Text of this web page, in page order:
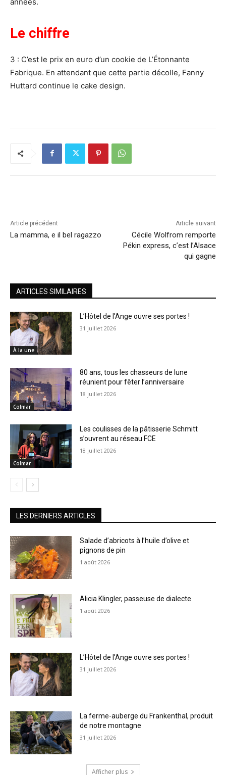
Le chiffre
3 : C’est le prix en euro d’un cookie de L’Étonnante
Fabrique. En attendant que cette partie décolle, Fanny
Huttard continue le cake design.
Article précédent
La mamma, e il bel ragazzo
Article suivant
Cécile Wolfrom remporte
Pékin express, c’est l’Alsace
qui gagne
ARTICLES SIMILAIRES
À la une
L’Hôtel de l’Ange ouvre ses portes !
31 juillet 2026
Colmar
80 ans, tous les chasseurs de lune
réunient pour fêter l’anniversaire
18 juillet 2026
Colmar
Les coulisses de la pâtisserie Schmitt
s’ouvrent au réseau FCE
18 juillet 2026
LES DERNIERS ARTICLES
Salade d’abricots à l’huile d’olive et
pignons de pin
1 août 2026
Alicia Klingler, passeuse de dialecte
1 août 2026
L’Hôtel de l’Ange ouvre ses portes !
31 juillet 2026
La ferme-auberge du Frankenthal, produit
de notre montagne
31 juillet 2026
Afficher plus